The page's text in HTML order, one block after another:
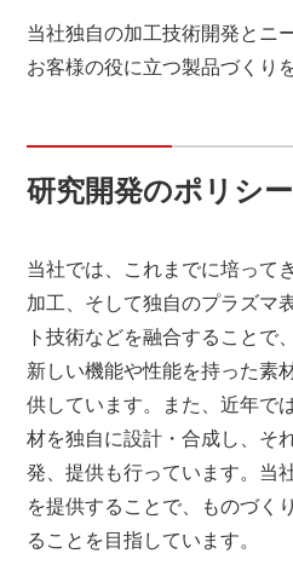
当社独自の加工技術開発とニ
お客様の役に立つ製品づくり
研究開発のポリシー
当社では、これまでに培って
加工、そして独自のプラズマ
ト技術などを融合することで
新しい機能や性能を持った素
供しています。また、近年で
材を独自に設計・合成し、そ
発、提供も行っています。当
を提供することで、ものづく
ることを目指しています。